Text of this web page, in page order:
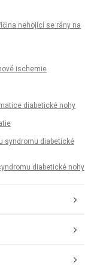
nehojící se rány na
ischemie
diabetické nohy
syndromu diabetické
diabetické nohy